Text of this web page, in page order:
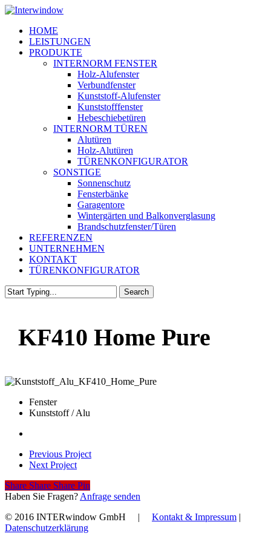
Skip
main
content
Menu
HOME
LEISTUNGEN
PRODUKTE
INTERNORM FENSTER
Holz-Alufenster
Verbundfenster
Kunststoff-Alufenster
Kunststofffenster
Hebeschiebetüren
INTERNORM TÜREN
Alutüren
Holz-Alutüren
TÜRENKONFIGURATOR
SONSTIGE
Sonnenschutz
Fensterbänke
Garagentore
Wintergärten und Balkonverglasung
Brandschutzfenster/Türen
REFERENZEN
UNTERNEHMEN
KONTAKT
TÜRENKONFIGURATOR
Search
KF410 Home Pure
Fenster
Kunststoff / Alu
Previous Project
Next Project
Share
Share Share Share Pin
Haben Sie Fragen? Anfrage senden
© 2016 INTERwindow GmbH | Kontakt & Impressum |
Datenschutzerklärung